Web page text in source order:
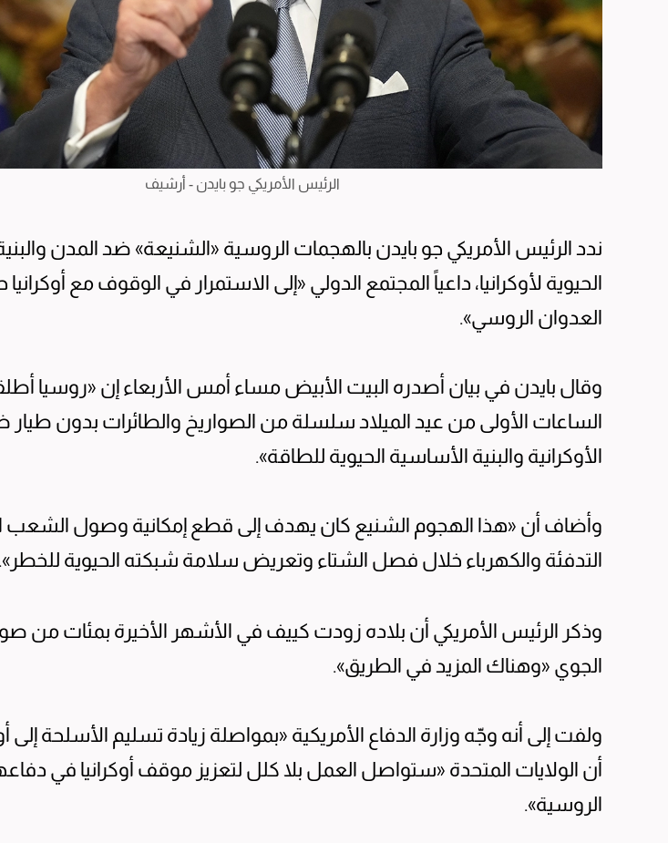
الرئيس الأمريكي جو بايدن - أرشيف
ندد الرئيس الأمريكي جو بايدن بالهجمات الروسية «الشنيعة» ضد المدن
الحيوية لأوكرانيا، داعياً المجتمع الدولي «إلى الاستمرار في الوقوف مع
العدوان الروسي».
وقال بايدن في بيان أصدره البيت الأبيض مساء أمس الأربعاء إن «روسيا
الساعات الأولى من عيد الميلاد سلسلة من الصواريخ والطائرات بدون طيار
الأوكرانية والبنية الأساسية الحيوية للطاقة».
وأضاف أن «هذا الهجوم الشنيع كان يهدف إلى قطع إمكانية وصول الشعب
التدفئة والكهرباء خلال فصل الشتاء وتعريض سلامة شبكته الحيوية للخطر».
وذكر الرئيس الأمريكي أن بلاده زودت كييف في الأشهر الأخيرة بمئات من
الجوي «وهناك المزيد في الطريق».
ولفت إلى أنه وجّه وزارة الدفاع الأمريكية «بمواصلة زيادة تسليم الأسلحة إلى
أن الولايات المتحدة «ستواصل العمل بلا كلل لتعزيز موقف أوكرانيا في
الروسية».